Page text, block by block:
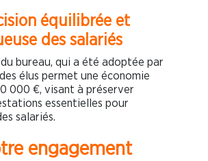
équilibrée et
des salariés
du bureau, qui a été adoptée par
élus permet une économie
000 €, visant à préserver
essentielles pour
salariés.
engagement